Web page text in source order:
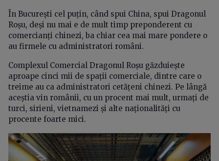
În București cel puțin, când spui China, spui Dragonul
Roșu, deși nu mai e de mult timp preponderent cu
comercianți chinezi, ba chiar cea mai mare pondere o
au firmele cu administratori români.
Complexul Comercial Dragonul Roșu găzduiește
aproape cinci mii de spații comerciale, dintre care o
treime au ca administratori cetățeni chinezi. Pe lângă
aceștia vin românii, cu un procent mai mult, urmați de
turci, sirieni, vietnamezi și alte naționalități cu
procente foarte mici.